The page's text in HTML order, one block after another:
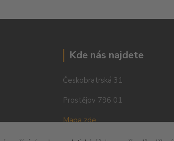
Kde nás najdete
Českobratrská 31
Prostějov 796 01
Mapa zde